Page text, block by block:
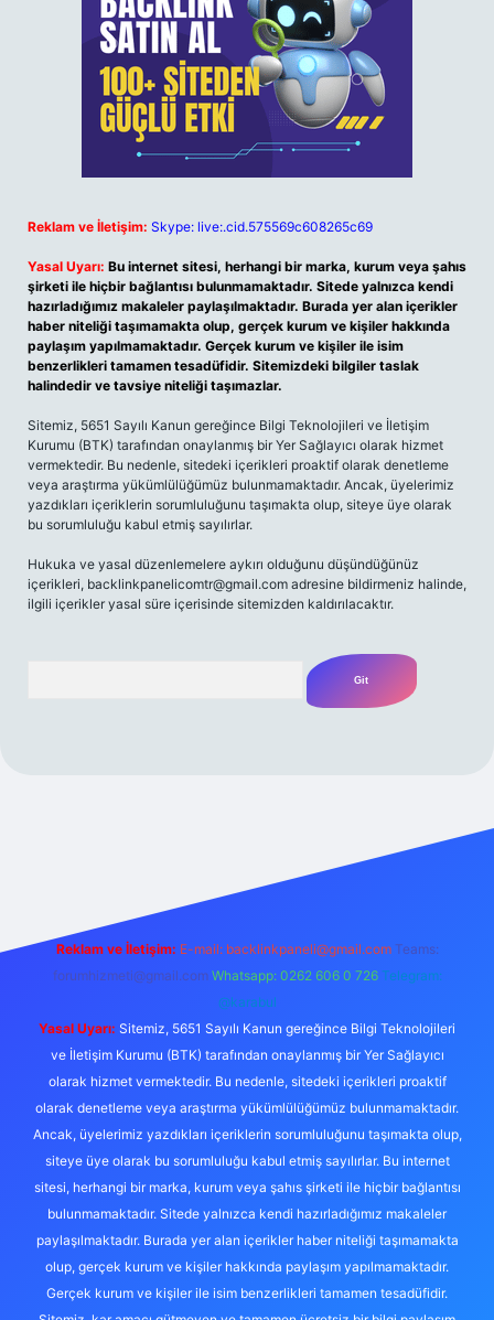
Reklam ve İletişim: Skype: live:.cid.575569c608265c69
Yasal Uyarı: Bu internet sitesi, herhangi bir marka, kurum veya şahıs
şirketi ile hiçbir bağlantısı bulunmamaktadır. Sitede yalnızca kendi
hazırladığımız makaleler paylaşılmaktadır. Burada yer alan içerikler
haber niteliği taşımamakta olup, gerçek kurum ve kişiler hakkında
paylaşım yapılmamaktadır. Gerçek kurum ve kişiler ile isim
benzerlikleri tamamen tesadüfidir. Sitemizdeki bilgiler taslak
halindedir ve tavsiye niteliği taşımazlar.
Sitemiz, 5651 Sayılı Kanun gereğince Bilgi Teknolojileri ve İletişim
Kurumu (BTK) tarafından onaylanmış bir Yer Sağlayıcı olarak hizmet
vermektedir. Bu nedenle, sitedeki içerikleri proaktif olarak denetleme
veya araştırma yükümlülüğümüz bulunmamaktadır. Ancak, üyelerimiz
yazdıkları içeriklerin sorumluluğunu taşımakta olup, siteye üye olarak
bu sorumluluğu kabul etmiş sayılırlar.
Hukuka ve yasal düzenlemelere aykırı olduğunu düşündüğünüz
içerikleri, backlinkpanelicomtr@gmail.com adresine bildirmeniz halinde,
ilgili içerikler yasal süre içerisinde sitemizden kaldırılacaktır.
Reklam ve İletişim: E-mail: backlinkpaneli@gmail.com Teams:
forumhizmeti@gmail.com Whatsapp: 0262 606 0 726 Telegram:
@karabul
Yasal Uyarı: Sitemiz, 5651 Sayılı Kanun gereğince Bilgi Teknolojileri
ve İletişim Kurumu (BTK) tarafından onaylanmış bir Yer Sağlayıcı
olarak hizmet vermektedir. Bu nedenle, sitedeki içerikleri proaktif
olarak denetleme veya araştırma yükümlülüğümüz bulunmamaktadır.
Ancak, üyelerimiz yazdıkları içeriklerin sorumluluğunu taşımakta olup,
siteye üye olarak bu sorumluluğu kabul etmiş sayılırlar. Bu internet
sitesi, herhangi bir marka, kurum veya şahıs şirketi ile hiçbir bağlantısı
bulunmamaktadır. Sitede yalnızca kendi hazırladığımız makaleler
paylaşılmaktadır. Burada yer alan içerikler haber niteliği taşımamakta
olup, gerçek kurum ve kişiler hakkında paylaşım yapılmamaktadır.
Gerçek kurum ve kişiler ile isim benzerlikleri tamamen tesadüfidir.